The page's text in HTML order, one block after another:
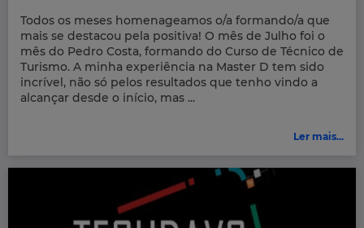
Todos os meses homenageamos o/a formando/a que
mais se destacou pela positiva! O mês de Julho foi o
mês do Pedro Costa, formando do Curso de Técnico de
Turismo. A minha experiência na Master D tem sido
incrível, não só pelos resultados que tenho vindo a
alcançar desde o início, mas ...
Ler mais...